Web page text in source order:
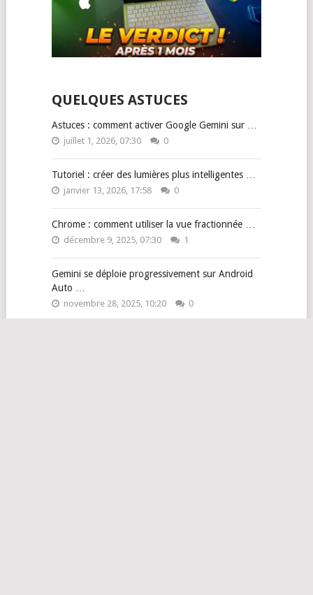
QUELQUES ASTUCES
Astuces : comment activer Google Gemini sur …
juillet 1, 2026, 07:30 0
Tutoriel : créer des lumières plus intelligentes …
janvier 13, 2026, 17:58 0
Chrome : comment utiliser la vue fractionnée …
décembre 9, 2025, 07:30 1
Gemini se déploie progressivement sur Android
Auto …
novembre 28, 2025, 10:20 0